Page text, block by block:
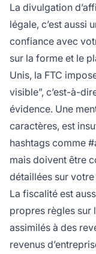
La divulgation
légale, c’est aussi
confiance avec
sur la forme et le
Unis, la FTC
visible”, c’est-à-
évidence. Une
caractères, est
hashtags comme
mais doivent être
détaillées sur votre
La fiscalité est
propres règles sur
assimilés à des
revenus